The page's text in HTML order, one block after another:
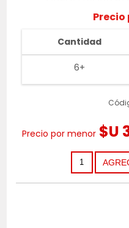
Cantidad
6+
Precio por menor $U